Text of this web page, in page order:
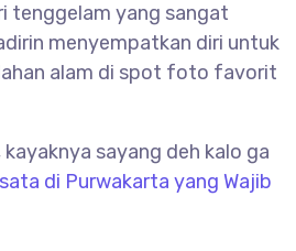
tenggelam yang sangat
menyempatkan diri untuk
alam di spot foto favorit
kayaknya sayang deh kalo ga
di Purwakarta yang Wajib